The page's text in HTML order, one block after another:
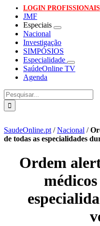
LOGIN PROFISSIONAIS
JMF
Especiais
Nacional
Investigação
SIMPÓSIOS
Especialidade
SaúdeOnline TV
Agenda
Pesquisar
SaudeOnline.pt /Nacional /
de todas as especialidades
Ordem